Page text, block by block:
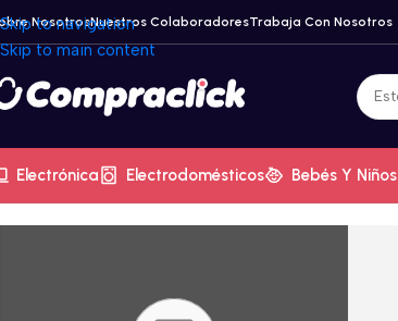
Skip to navigation
Skip to main content
NosotrosNuestros ColaboradoresTrabaja Con Nosotros
Electrónica Electrodomésticos Bebés Y Niños